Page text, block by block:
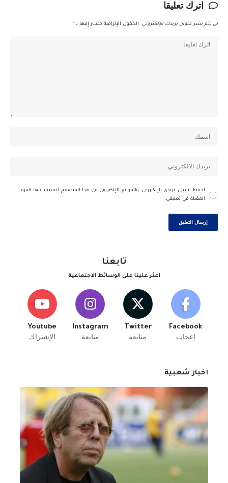
اترك تعليقا
لن يتم نشر عنوان بريدك الإلكتروني. الحقول الإلزامية مشار إليها بـ *
احفظ اسمي، بريدي الإلكتروني، والموقع الإلكتروني في هذا المتصفح لاستخدامها المرة
المقبلة في تعليقي.
تابعنا
اعثر علينا على الوسائط الاجتماعية
Facebook
إعجاب
Twitter
متابعة
Instagram
متابعة
Youtube
الإشتراك
أخبار شعبية